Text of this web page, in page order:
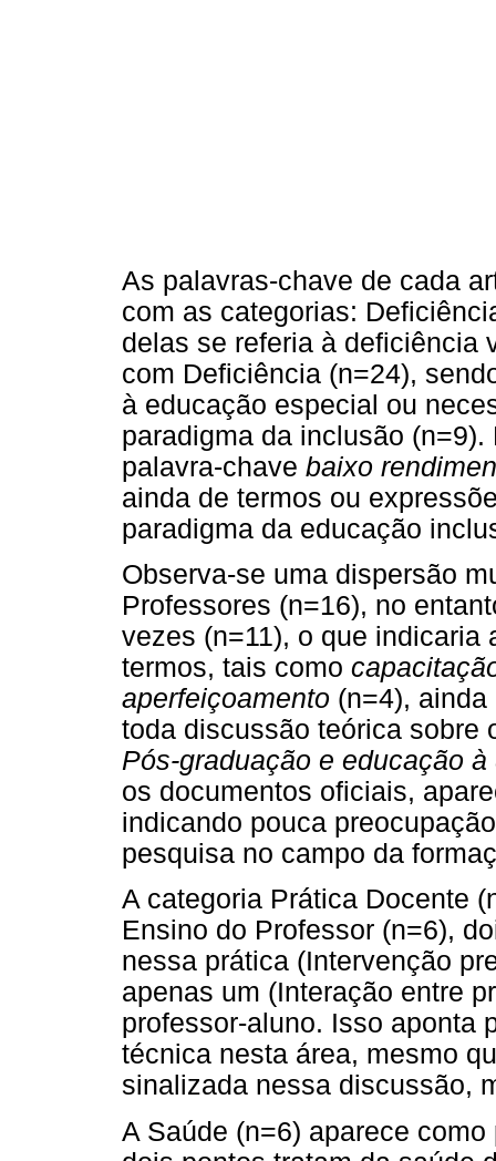
As palavras-chave de cada
com as categorias:
delas se referia à deficiência
com Deficiência (n=24),
à educação especial ou
paradigma da inclusão
palavra-chave baixo
ainda de termos ou
paradigma da educação
Observa-se uma dispersão
Professores (n=16), no
vezes (n=11), o que indicaria
termos, tais como
aperfeiçoamento (n=4),
toda discussão teórica sobre
Pós-graduação e educação
os documentos oficiais,
indicando pouca
pesquisa no campo da
A categoria Prática Docente
Ensino do Professor (n=6),
nessa prática (Intervenção
apenas um (Interação entre
professor-aluno. Isso aponta
técnica nesta área, mesmo
sinalizada nessa discussão,
A Saúde (n=6) aparece